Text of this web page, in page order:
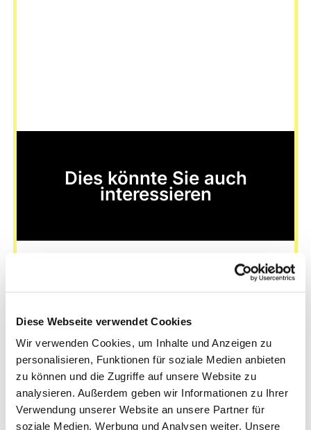
Diese Webseite verwendet Cookies
Wir verwenden Cookies, um Inhalte und Anzeigen zu
personalisieren, Funktionen für soziale Medien anbieten
zu können und die Zugriffe auf unsere Website zu
analysieren. Außerdem geben wir Informationen zu Ihrer
Verwendung unserer Website an unsere Partner für
soziale Medien, Werbung und Analysen weiter. Unsere
Dies könnte Sie auch
interessieren